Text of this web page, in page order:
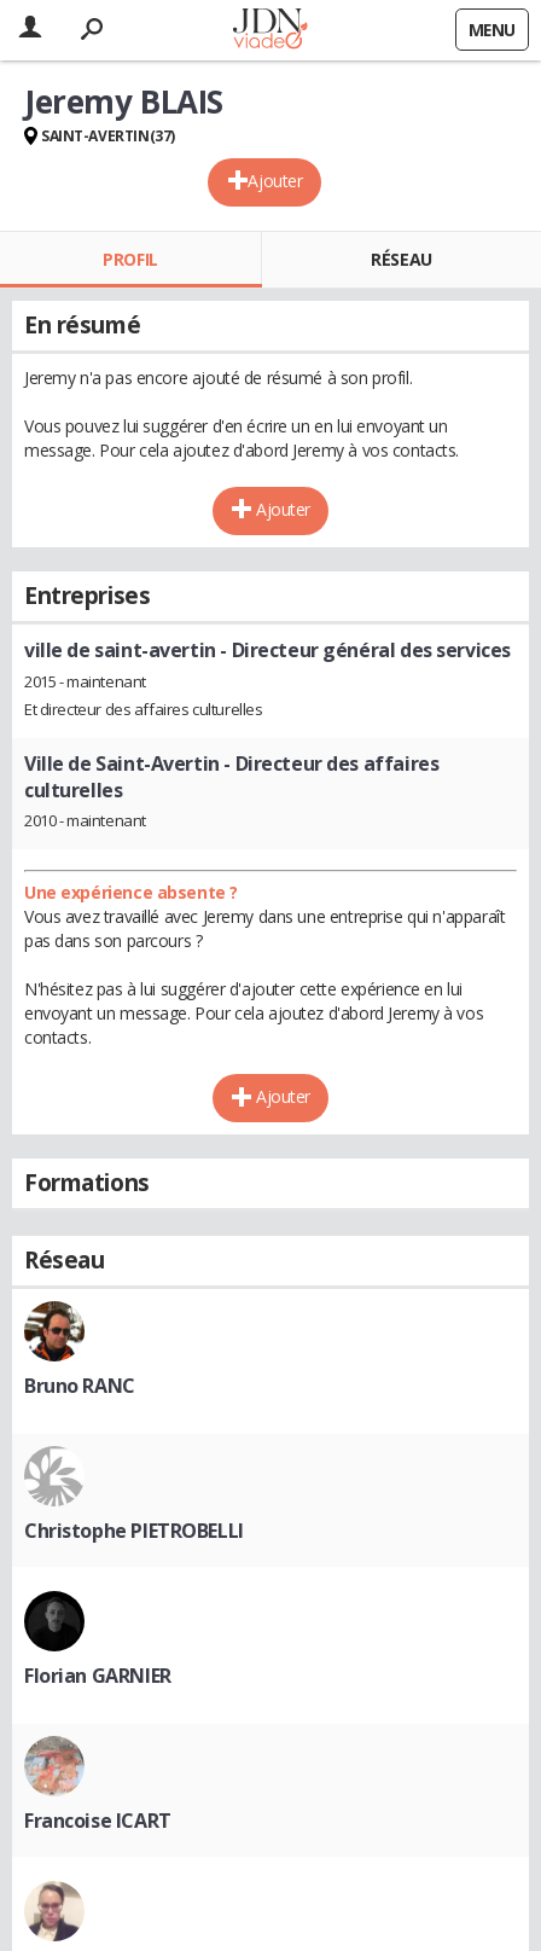
MENU
Ajouter
Jeremy BLAIS
SAINT-AVERTIN(37)
PROFIL RÉSEAU
En résumé
Jeremy n'a pas encore ajouté de résumé à son profil.
Vous pouvez lui suggérer d'en écrire un en lui envoyant un
message. Pour cela ajoutez d'abord Jeremy à vos contacts.
Ajouter
Entreprises
ville de saint-avertin - Directeur général des services
2015 - maintenant
Et directeur des affaires culturelles
Ville de Saint-Avertin - Directeur des affaires
culturelles
2010 - maintenant
Une expérience absente ?
Vous avez travaillé avec Jeremy dans une entreprise qui n'apparaît
pas dans son parcours ?
N'hésitez pas à lui suggérer d'ajouter cette expérience en lui
envoyant un message. Pour cela ajoutez d'abord Jeremy à vos
contacts.
Ajouter
Formations
Réseau
Bruno RANC
Christophe PIETROBELLI
Florian GARNIER
Francoise ICART